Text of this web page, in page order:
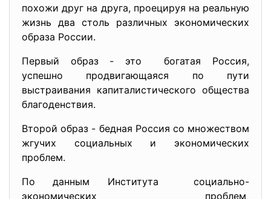
похожи друг на друга, проецируя на реальную
жизнь два столь различных экономических
образа России.
Первый образ - это богатая Россия,
успешно продвигающаяся по пути
выстраивания капиталистического общества
благоденствия.
Второй образ - бедная Россия со множеством
жгучих социальных и экономических
проблем.
По данным Института социально-
экономических проблем